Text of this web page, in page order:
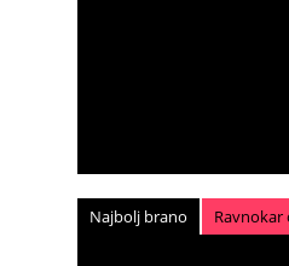
Najbolj brano Ravnokar